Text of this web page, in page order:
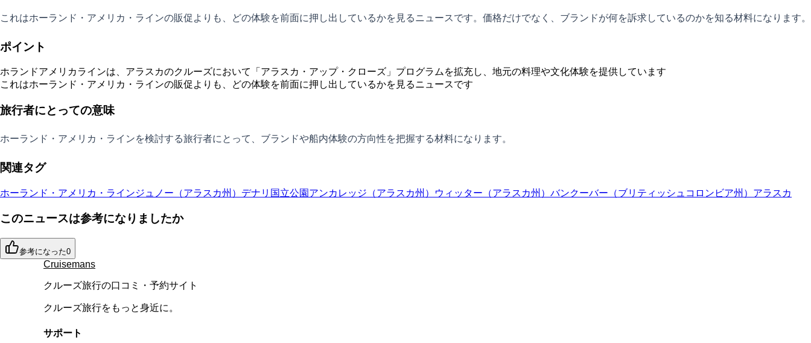
これはホーランド・アメリカ・ラインの販促よりも、どの体験を前面に押し出しているかを見るニュースです。価格だけでなく、ブランドが何を訴求しているのかを知る材料になります。
ポイント
ホランドアメリカラインは、アラスカのクルーズにおいて「アラスカ・アップ・クローズ」プログラムを拡充し、地元の料理や文化体験を提供しています
これはホーランド・アメリカ・ラインの販促よりも、どの体験を前面に押し出しているかを見るニュースです
旅行者にとっての意味
ホーランド・アメリカ・ラインを検討する旅行者にとって、ブランドや船内体験の方向性を把握する材料になります。
関連タグ
ホーランド・アメリカ・ラインジュノー（アラスカ州） デナリ国立公園 アンカレッジ（アラスカ州） ウィッター（アラスカ州） バンクーバー（ブリティッシュコロンビア州） アラスカ
このニュースは参考になりましたか
参考になった0
Cruisemans
クルーズ旅行の口コミ・予約サイト
クルーズ旅行をもっと身近に。
サポート